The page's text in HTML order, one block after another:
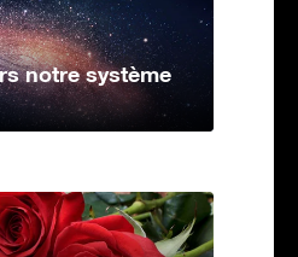
notre système